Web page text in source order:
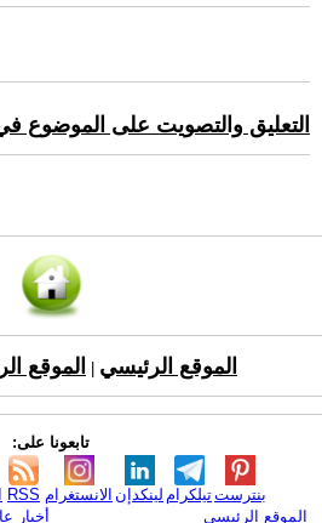
التعليق والتصويت على الموضوع
الموقع الرئيسي الموقع
تابعونا على:
RSS الانستغرام لينكدإن تيلكرامبنترست
الموقع الرئيسي
أخبار